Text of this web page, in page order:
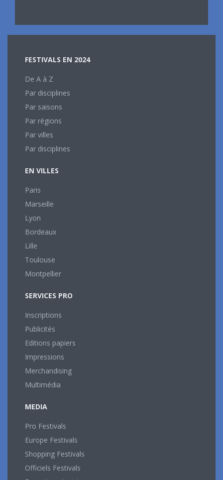
FESTIVALS EN 2024
De A à Z
Par disciplines
Par saisons
Par régions
Par villes
Par disciplines
EN VILLES
Paris
Marseille
Lyon
Bordeaux
Lille
Toulouse
Montpellier
SERVICES PRO
Inscriptions
Publicités
Editions papiers
Impressions
Merchandising
Multimédia
MEDIA
Pro Festivals
Europe Festivals
Shopping Festivals
Officiels Festivals